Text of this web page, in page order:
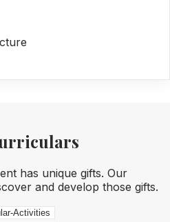
has unique gifts. Our
and develop those gifts.
Activities